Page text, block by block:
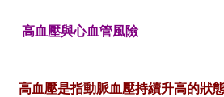
高血壓與心血管風險
高血壓是指動脈血壓持續升高的狀